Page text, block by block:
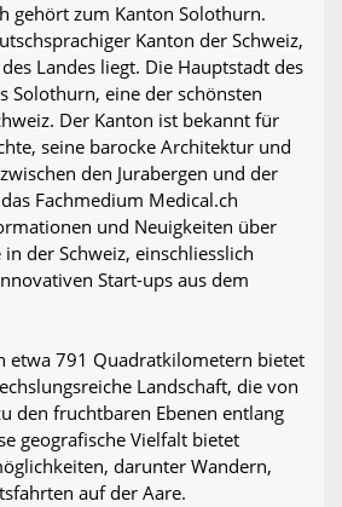
gehört zum Kanton Solothurn.
Kanton der Schweiz,
Landes liegt. Die Hauptstadt des
Solothurn, eine der schönsten
Der Kanton ist bekannt für
seine barocke Architektur und
den Jurabergen und der
Fachmedium Medical.ch
und Neuigkeiten über
der Schweiz, einschliesslich
Start-ups aus dem
etwa 791 Quadratkilometern bietet
Landschaft, die von
den fruchtbaren Ebenen entlang
geografische Vielfalt bietet
darunter Wandern,
auf der Aare.